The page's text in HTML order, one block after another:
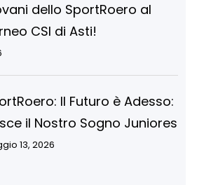
dello SportRoero al
CSI di Asti!
Il Futuro è Adesso:
il Nostro Sogno Juniores
13, 2026